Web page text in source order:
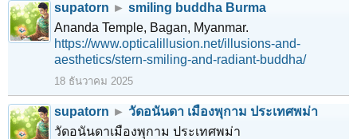
supatorn ► smiling buddha Burma
Ananda Temple, Bagan, Myanmar.
https://www.opticalillusion.net/illusions-and-
aesthetics/stern-smiling-and-radiant-buddha/
18 ธันวาคม 2025
supatorn ► วัดอนันดา เมืองพุกาม ประเทศพม่า
วัดอนันดาเมืองพุกาม ประเทศพม่า